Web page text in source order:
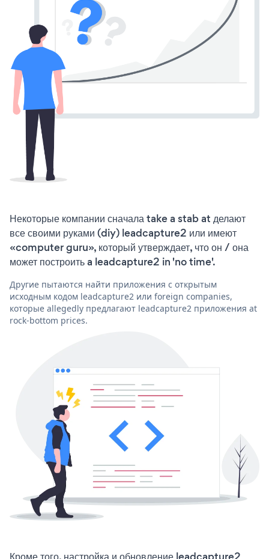
Некоторые компании сначала take a stab at делают
все своими руками (diy) leadcapture2 или имеют
«computer guru», который утверждает, что он / она
может построить a leadcapture2 in 'no time'.
Другие пытаются найти приложения с открытым
исходным кодом leadcapture2 или foreign companies,
которые allegedly предлагают leadcapture2 приложения at
rock-bottom prices.